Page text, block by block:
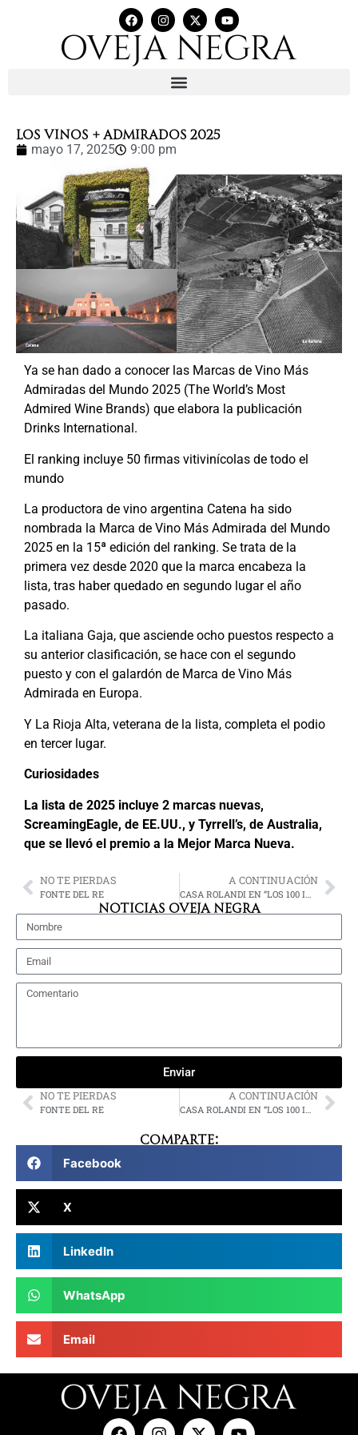
LOS VINOS + ADMIRADOS 2025
mayo 17, 2025 9:00 pm
Ya se han dado a conocer las Marcas de Vino Más
Admiradas del Mundo 2025 (The World’s Most
Admired Wine Brands) que elabora la publicación
Drinks International.
El ranking incluye 50 firmas vitivinícolas de todo el
mundo
La productora de vino argentina Catena ha sido
nombrada la Marca de Vino Más Admirada del Mundo
2025 en la 15ª edición del ranking. Se trata de la
primera vez desde 2020 que la marca encabeza la
lista, tras haber quedado en segundo lugar el año
pasado.
La italiana Gaja, que asciende ocho puestos respecto a
su anterior clasificación, se hace con el segundo
puesto y con el galardón de Marca de Vino Más
Admirada en Europa.
Y La Rioja Alta, veterana de la lista, completa el podio
en tercer lugar.
Curiosidades
La lista de 2025 incluye 2 marcas nuevas,
ScreamingEagle, de EE.UU., y Tyrrell’s, de Australia,
que se llevó el premio a la Mejor Marca Nueva.
NO TE PIERDAS
FONTE DEL RE
A CONTINUACIÓN
CASA ROLANDI EN “LOS 100 IMPERDIBLES”
NOTICIAS OVEJA NEGRA
Enviar
NO TE PIERDAS
FONTE DEL RE
A CONTINUACIÓN
CASA ROLANDI EN “LOS 100 IMPERDIBLES”
Comparte:
Facebook
X
LinkedIn
WhatsApp
Email